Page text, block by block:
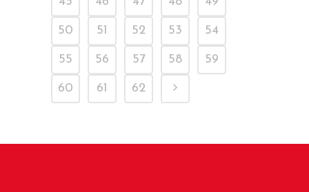
50 51 52 53 54
55 56 57 58 59
60 61 62